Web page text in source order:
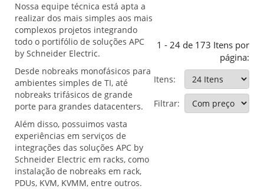
Nossa equipe técnica está apta a
realizar dos mais simples aos mais
complexos projetos integrando
todo o portifólio de soluções APC
by Schneider Electric.
Desde nobreaks monofásicos para
ambientes simples de TI, até
nobreaks trifásicos de grande
porte para grandes datacenters.
Além disso, possuimos vasta
experiências em serviços de
integrações das soluções APC by
Schneider Electric em racks, como
instalação de nobreaks em rack,
PDUs, KVM, KVMM, entre outros.
1 - 24 de 173 Itens por
página:
Itens:
Filtrar: